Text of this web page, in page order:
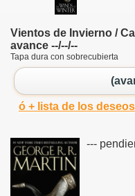
Vientos de Invierno /
avance --/--/--
Tapa dura con sobrecubierta
ó + lista de los deseos
---